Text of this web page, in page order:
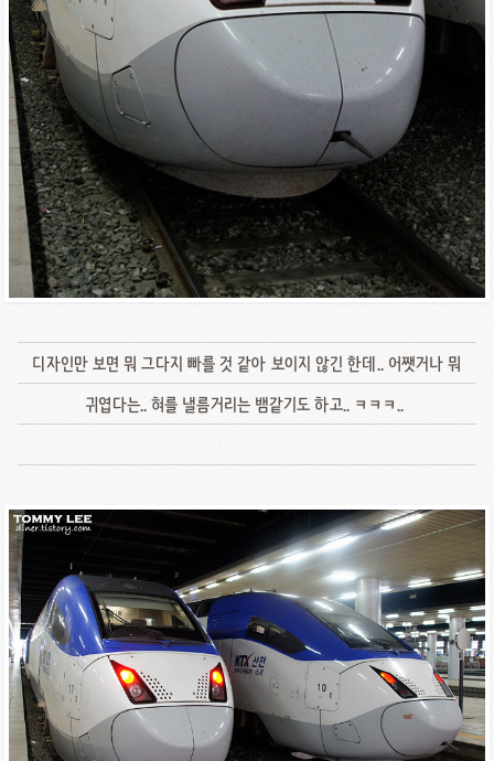
디자인만 보면 뭐 그다지 빠를 것 같아 보이지 않긴 한데.. 어쨋거나 뭐
귀엽다는.. 혀를 낼름거리는 뱀같기도 하고.. ㅋㅋㅋ..